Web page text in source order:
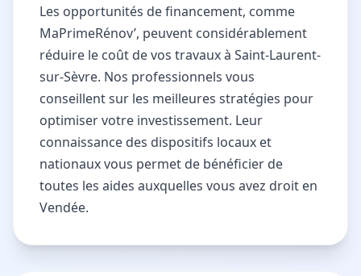
Les opportunités de financement, comme
MaPrimeRénov’, peuvent considérablement
réduire le coût de vos travaux à Saint-Laurent-
sur-Sèvre. Nos professionnels vous
conseillent sur les meilleures stratégies pour
optimiser votre investissement. Leur
connaissance des dispositifs locaux et
nationaux vous permet de bénéficier de
toutes les aides auxquelles vous avez droit en
Vendée.